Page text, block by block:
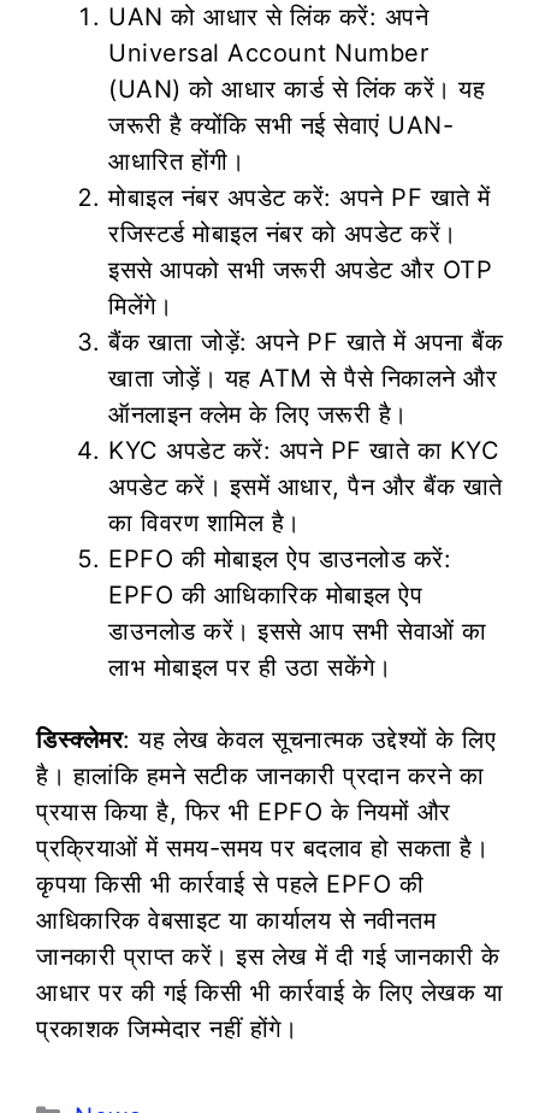
UAN को आधार से लिंक करें: अपने
Universal Account Number
(UAN) को आधार कार्ड से लिंक करें। यह
जरूरी है क्योंकि सभी नई सेवाएं UAN-
आधारित होंगी।
मोबाइल नंबर अपडेट करें: अपने PF खाते में
रजिस्टर्ड मोबाइल नंबर को अपडेट करें।
इससे आपको सभी जरूरी अपडेट और OTP
मिलेंगे।
बैंक खाता जोड़ें: अपने PF खाते में अपना बैंक
खाता जोड़ें। यह ATM से पैसे निकालने और
ऑनलाइन क्लेम के लिए जरूरी है।
KYC अपडेट करें: अपने PF खाते का KYC
अपडेट करें। इसमें आधार, पैन और बैंक खाते
का विवरण शामिल है।
EPFO की मोबाइल ऐप डाउनलोड करें:
EPFO की आधिकारिक मोबाइल ऐप
डाउनलोड करें। इससे आप सभी सेवाओं का
लाभ मोबाइल पर ही उठा सकेंगे।
डिस्क्लेमर: यह लेख केवल सूचनात्मक उद्देश्यों के लिए
है। हालांकि हमने सटीक जानकारी प्रदान करने का
प्रयास किया है, फिर भी EPFO के नियमों और
प्रक्रियाओं में समय-समय पर बदलाव हो सकता है।
कृपया किसी भी कार्रवाई से पहले EPFO की
आधिकारिक वेबसाइट या कार्यालय से नवीनतम
जानकारी प्राप्त करें। इस लेख में दी गई जानकारी के
आधार पर की गई किसी भी कार्रवाई के लिए लेखक या
प्रकाशक जिम्मेदार नहीं होंगे।